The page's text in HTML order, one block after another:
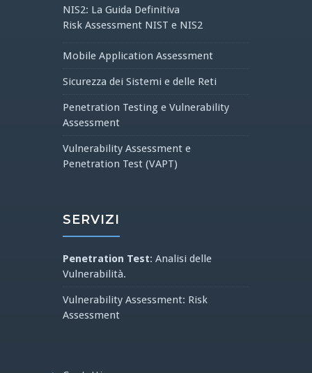
NIS2: La Guida Definitiva
Risk Assessment NIST e NIS2
Mobile Application Assessment
Sicurezza dei Sistemi e delle Reti
Penetration Testing e Vulnerability
Assessment
Vulnerability Assessment e
Penetration Test (VAPT)
SERVIZI
Penetration Test: Analisi delle
Vulnerabilità.
Vulnerability Assessment: Risk
Assessment